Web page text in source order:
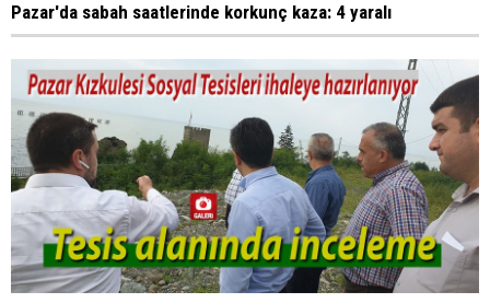
Pazar'da sabah saatlerinde korkunç kaza: 4 yaralı